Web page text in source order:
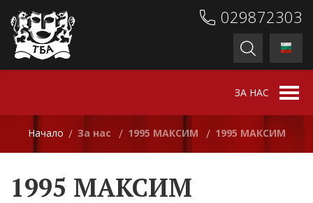
029872303
ЗА НАС
Начало / За нас / 1995 МАКСИМ / 1995 МАКСИМ
1995 МАКСИМ